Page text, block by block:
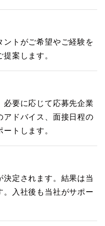
ントがご希望やご経験を
案します。
必要に応じて応募先企業
アドバイス、面接日程の
トします。
決定されます。結果は当
。入社後も当社がサポー